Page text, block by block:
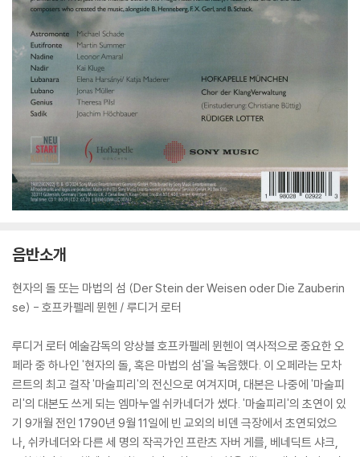
음반소개
현자의 돌 또는 마법의 섬 (Der Stein der Weisen oder Die Zauberin
se) - 호프카펠레 뮌헨 / 루디거 로터
루디거 로터 예술감독의 앙상블 호프카펠레 뮌헨이 역사적으로 중요한 오
페라 중 하나인 '현자의 돌, 혹은 마법의 섬'을 녹음했다. 이 오페라는 모차
르트의 최고 걸작 '마술피리'의 전신으로 여겨지며, 대본은 나중에 '마술피
리'의 대본도 쓰게 되는 엠마누엘 쉬카네더가 썼다. '마술피리'의 초연이 있
기 9개월 전인 1790년 9월 11일에 빈 교외의 비덴 극장에서 초연되었으
나, 쉬카네더와 다른 세 명의 작곡가인 프란츠 자버 게를, 베네딕트 샤크,